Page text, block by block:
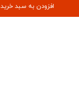
افزودن به سبد خرید